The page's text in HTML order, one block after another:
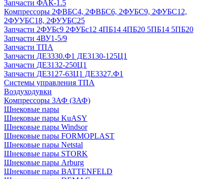
Запчасти ФАК-1.5
Компрессоры 2ФВБС4, 2ФВБС6, 2ФУБС9, 2ФУБС12,
2ФУУБС18, 2ФУУБС25
Запчасти 2ФУБс9 2ФУБс12 4ПБ14 4ПБ20 5ПБ14 5ПБ20
Запчасти 4ВУ1-5/9
Запчасти ТПА
Запчасти ДЕ3330.Ф1 ДЕ3130-125Ц1
Запчасти ДЕ3132-250Ц1
Запчасти ДЕ3127-63Ц1 ДЕ3327.Ф1
Системы управления ТПА
Воздуходувки
Компрессоры 3АФ (ЗАФ)
Шнековые пары
Шнековые пары KuASY
Шнековые пары Windsor
Шнековые пары FORMOPLAST
Шнековые пары Netstal
Шнековые пары STORK
Шнековые пары Arburg
Шнековые пары BATTENFELD